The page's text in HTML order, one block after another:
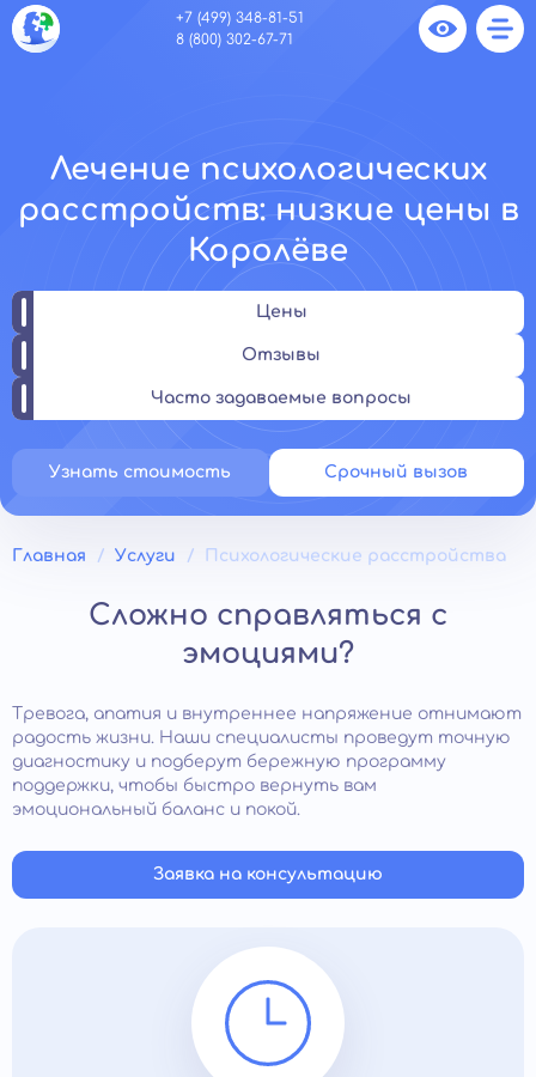
+7 (499) 348-81-51
8 (800) 302-67-71
Лечение психологических
расстройств: низкие цены в
Королёве
Цены
Отзывы
Часто задаваемые вопросы
Узнать стоимость Срочный вызов
Главная Услуги Психологические расстройства
Сложно справляться с
эмоциями?
Тревога, апатия и внутреннее напряжение отнимают
радость жизни. Наши специалисты проведут точную
диагностику и подберут бережную программу
поддержки, чтобы быстро вернуть вам
эмоциональный баланс и покой.
Заявка на консультацию